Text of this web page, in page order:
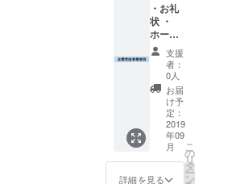
・お礼
状 ・
ホーム
ページ
作成後
パトロ
ン紹介
ページ
「仮」
での企
業名記
載 ・通
常掲載
割引券3
支援
者：
0人
お届
け予
定：
2019
年09
月
詳細を見る
こ
の
リ
タ
ー
ン